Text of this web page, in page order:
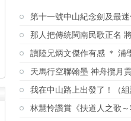
第十一號中山紀念劍及最
那人把傳統閩南民歌正名
讀陸兄炳文傑作有感 ＊ 浦
天馬行空聯翰墨 神舟攬月
我在中山路上出發了！（
林慧怜讚賞《扶道人之歌